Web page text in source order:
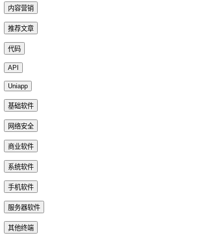
内容营销
推荐文章
代码
API
Uniapp
基础软件
网络安全
商业软件
系统软件
手机软件
服务器软件
其他终端